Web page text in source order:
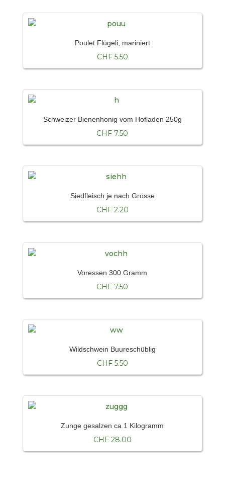
Poulet Flügeli, mariniert
CHF 5.50
Schweizer Bienenhonig vom Hofladen 250g
CHF 7.50
Siedfleisch je nach Grösse
CHF 2.20
Voressen 300 Gramm
CHF 7.50
Wildschwein Buureschüblig
CHF 5.50
Zunge gesalzen ca 1 Kilogramm
CHF 28.00